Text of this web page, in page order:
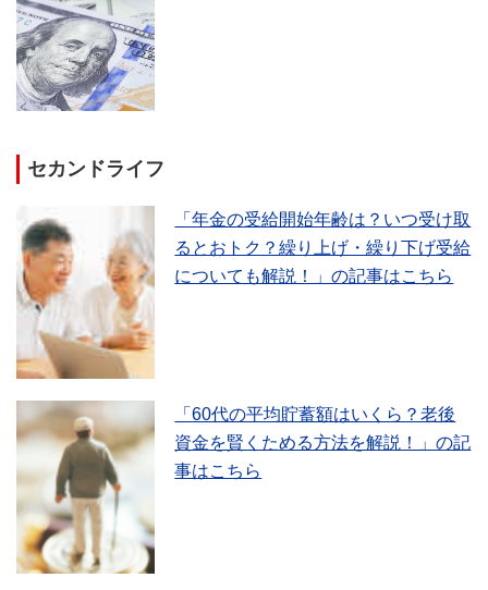
セカンドライフ
「年金の受給開始年齢は？いつ受け取
るとおトク？繰り上げ・繰り下げ受給
についても解説！」の記事はこちら
「60代の平均貯蓄額はいくら？老後
資金を賢くためる方法を解説！」の記
事はこちら